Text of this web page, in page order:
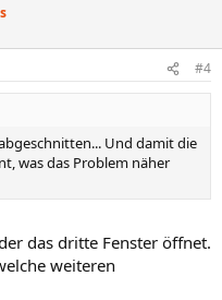
#4
Und damit die
was das Problem näher
das dritte Fenster öffnet.
weiteren